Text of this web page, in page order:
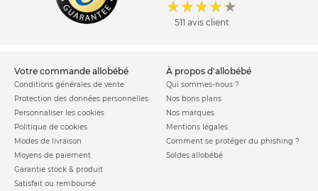
511 avis client
votre commande allobébé
Conditions générales de vente
Protection des données personnelles
Personnaliser les cookies
Politique de cookies
Modes de livraison
Moyens de paiement
Garantie stock & produit
Satisfait ou remboursé
à propos d'allobébé
Qui sommes-nous ?
Nos bons plans
Nos marques
Mentions légales
Comment se protéger du phishing ?
Soldes allobébé